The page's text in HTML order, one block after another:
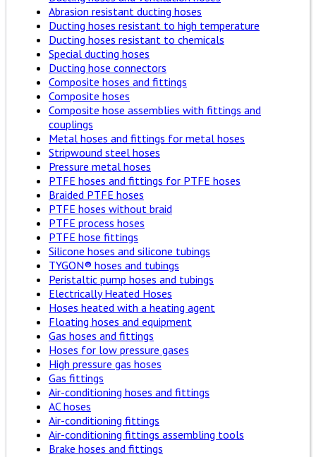
Abrasion resistant ducting hoses
Ducting hoses resistant to high temperature
Ducting hoses resistant to chemicals
Special ducting hoses
Ducting hose connectors
Composite hoses and fittings
Composite hoses
Composite hose assemblies with fittings and
couplings
Metal hoses and fittings for metal hoses
Stripwound steel hoses
Pressure metal hoses
PTFE hoses and fittings for PTFE hoses
Braided PTFE hoses
PTFE hoses without braid
PTFE process hoses
PTFE hose fittings
Silicone hoses and silicone tubings
TYGON® hoses and tubings
Peristaltic pump hoses and tubings
Electrically Heated Hoses
Hoses heated with a heating agent
Floating hoses and equipment
Gas hoses and fittings
Hoses for low pressure gases
High pressure gas hoses
Gas fittings
Air-conditioning hoses and fittings
AC hoses
Air-conditioning fittings
Air-conditioning fittings assembling tools
Brake hoses and fittings